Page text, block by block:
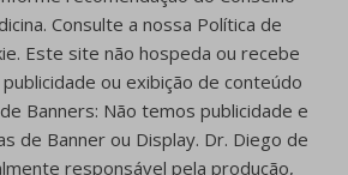
Consulte a nossa Política de
Este site não hospeda ou recebe
ou exibição de conteúdo
Banners: Não temos publicidade e
de Banner ou Display. Dr. Diego de
responsável pela produção,